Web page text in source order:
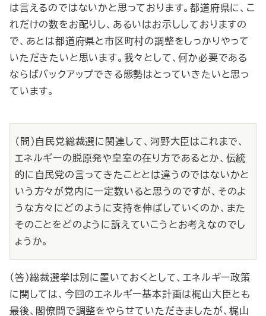
は言えるのではないかと思っております。都道府県に、こ
れだけの数をお配りし、あるいはお示ししておりますの
で、あとは都道府県と市区町村の調整をしっかりやって
いただきたいと思います。我々として、何か必要である
ならばバックアップできる態勢はとっていきたいと思っ
ています。
（問）自民党総裁選に関連して、河野大臣はこれまで、
エネルギーの脱原発や皇室の在り方であるとか、伝統
的に自民党の言ってきたこととは違うのではないかと
いう方々が党内に一定数いると思うのですが、そのよ
うな方々にどのように支持を伸ばしていくのか、また
そのことをどのように訴えていこうとお考えなのでし
ょうか。
（答）総裁選挙は別に置いておくとして、エネルギー政策
に関しては、今回のエネルギー基本計画は梶山大臣とも
最後、閣僚間で調整をやらせていただきましたが、梶山